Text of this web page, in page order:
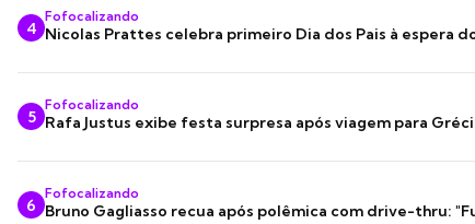
4
Fofocalizando
Nicolas Prattes celebra primeiro Dia dos Pais à espera
5
Fofocalizando
Rafa Justus exibe festa surpresa após viagem para
6
Fofocalizando
Bruno Gagliasso recua após polêmica com drive-thru: